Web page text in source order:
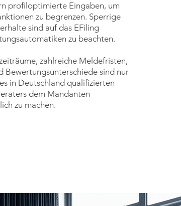
profiloptimierte Eingaben, um
zu begrenzen. Sperrige
sind auf das EFiling
zu beachten.
zahlreiche Meldefristen,
Bewertungsunterschiede sind nur
in Deutschland qualifizierten
dem Mandanten
zu machen.